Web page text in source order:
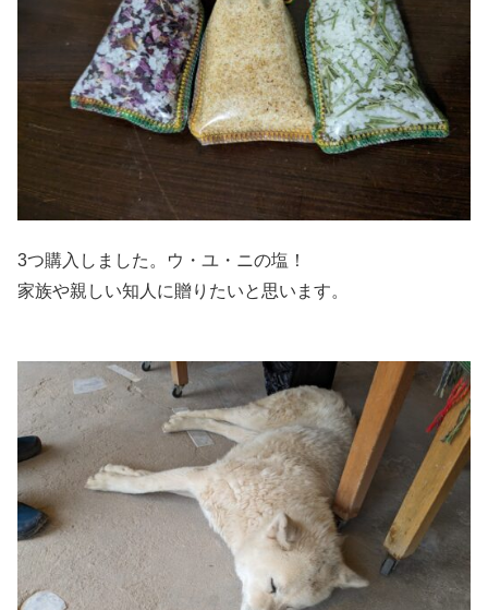
3つ購入しました。ウ・ユ・ニの塩！
家族や親しい知人に贈りたいと思います。